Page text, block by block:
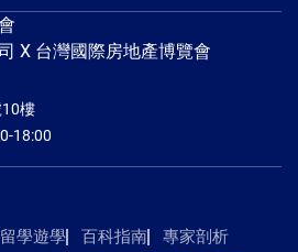
X 台灣國際房地產博覽會
樓
18:00
留學遊學 百科指南
專家剖析